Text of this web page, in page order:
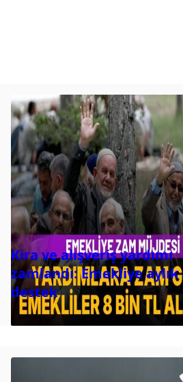
Kira ve alışveriş yardımı
zamlandı: Emekliye aylık
destek